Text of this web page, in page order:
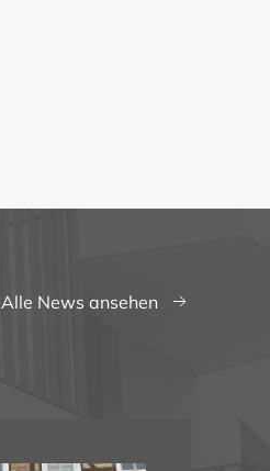
Alle News ansehen